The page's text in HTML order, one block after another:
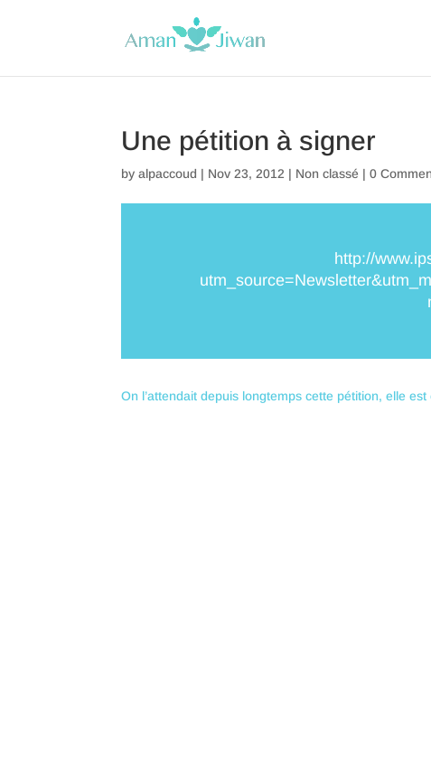
Une pétition à signer
byalpaccoud | Nov 23, 2012 | Non classé |0
http://
On l’attendait depuis longtemps cette pétition, elle